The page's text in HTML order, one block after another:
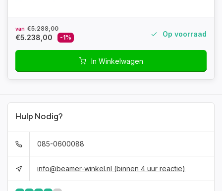
van €5.288,00
€5.238,00 -1% Op voorraad
In Winkelwagen
Hulp Nodig?
085-0600088
info@beamer-winkel.nl (binnen 4 uur reactie)